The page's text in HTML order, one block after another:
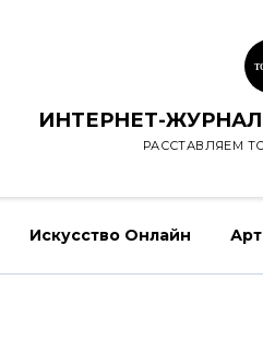
ИНТЕРНЕТ-
РАССТАВЛЯЕМ
Искусство Онлайн